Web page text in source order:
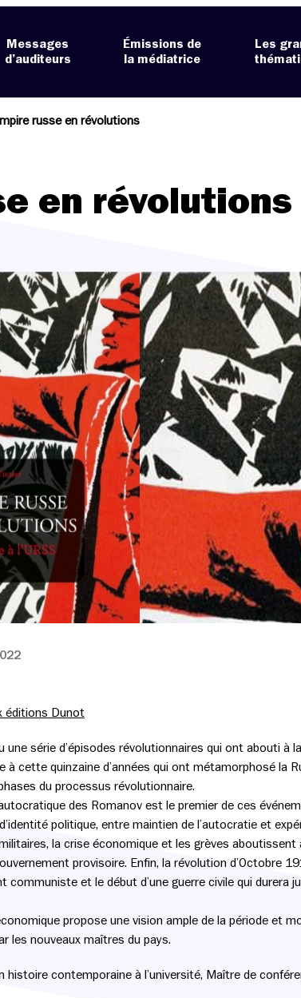
Messages
d’auditeurs
Émissions de
la médiatrice
Les
russe en révolutions
en révolutions
éditions Dunot
une série d’épisodes révolutionnaires qui ont abouti à
à cette quinzaine d’années qui ont métamorphosé
du processus révolutionnaire.
des Romanov est le premier de ces
politique, entre maintien de l’autocratie et
la crise économique et les grèves
provisoire. Enfin, la révolution d’Octobre
communiste et le début d’une guerre civile qui durera
propose une vision ample de la période et
les nouveaux maîtres du pays.
histoire contemporaine à l’université, Maître de